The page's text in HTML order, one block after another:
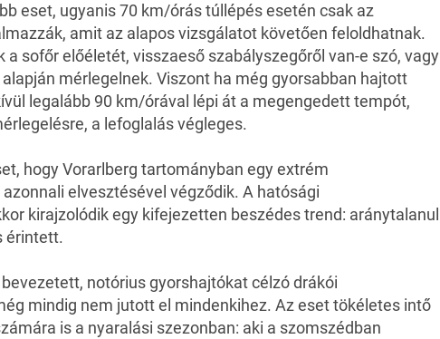
eset, ugyanis 70 km/órás túllépés esetén csak az
amit az alapos vizsgálatot követően feloldhatnak.
a sofőr előéletét, visszaeső szabályszegőről van-e szó, vagy
mérlegelnek. Viszont ha még gyorsabban hajtott
legalább 90 km/órával lépi át a megengedett tempót,
a lefoglalás végleges.
hogy Vorarlberg tartományban egy extrém
elvesztésével végződik. A hatósági
kirajzolódik egy kifejezetten beszédes trend: aránytalanul
érintett.
notórius gyorshajtókat célzó drákói
mindig nem jutott el mindenkihez. Az eset tökéletes intő
is a nyaralási szezonban: aki a szomszédban